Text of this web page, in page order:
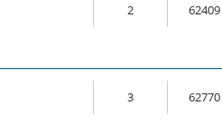
2 62409
3 62770